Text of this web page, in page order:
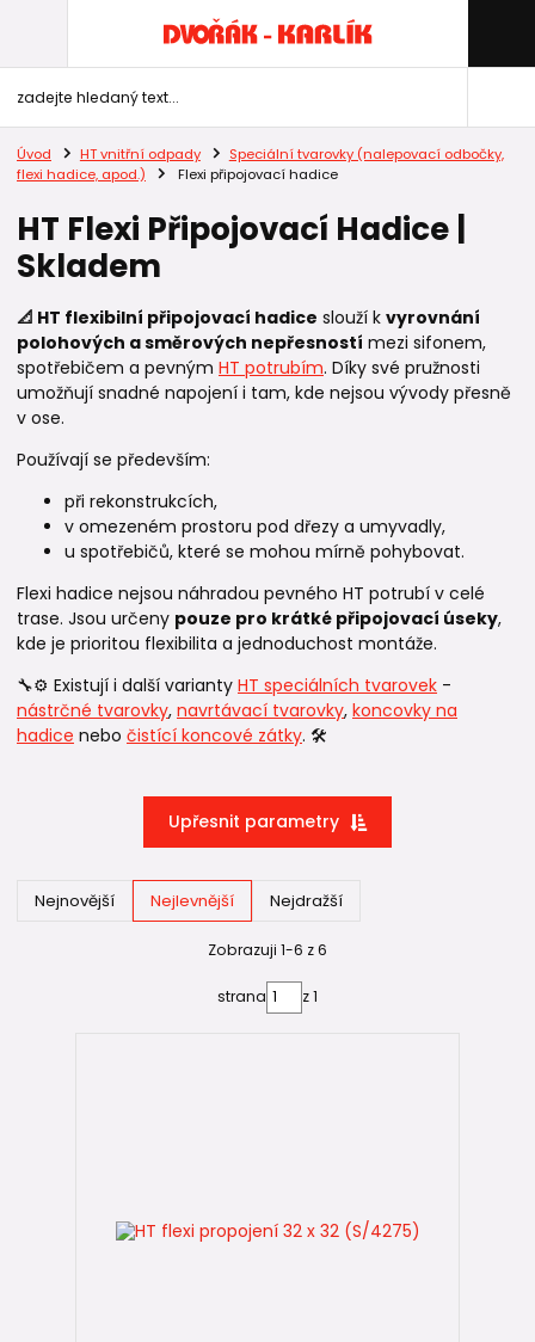
Úvod HT vnitřní odpady
Speciální tvarovky (nalepovací odbočky,
flexi hadice, apod.)
Flexi připojovací hadice
HT Flexi Připojovací Hadice |
Skladem
📐 HT flexibilní připojovací hadice slouží k vyrovnání
polohových a směrových nepřesností mezi sifonem,
spotřebičem a pevným HT potrubím. Díky své pružnosti
umožňují snadné napojení i tam, kde nejsou vývody přesně
v ose.
Používají se především:
při rekonstrukcích,
v omezeném prostoru pod dřezy a umyvadly,
u spotřebičů, které se mohou mírně pohybovat.
Flexi hadice nejsou náhradou pevného HT potrubí v celé
trase. Jsou určeny pouze pro krátké připojovací úseky,
kde je prioritou flexibilita a jednoduchost montáže.
🔧⚙️ Existují i další varianty HT speciálních tvarovek -
nástrčné tvarovky, navrtávací tvarovky, koncovky na
hadice nebo čistící koncové zátky. 🛠️
Upřesnit parametry
Nejnovější Nejlevnější Nejdražší
Zobrazuji 1-6 z 6
strana z 1